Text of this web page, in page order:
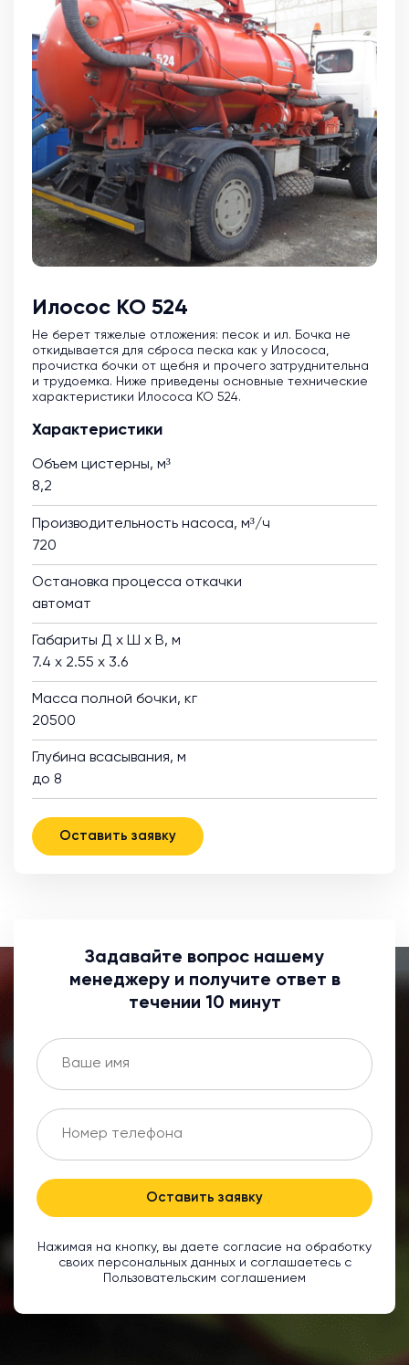
Илосос КО 524
Не берет тяжелые отложения: песок и ил. Бочка не
откидывается для сброса песка как у Илососа,
прочистка бочки от щебня и прочего затруднительна
и трудоемка. Ниже приведены основные технические
характеристики Илососа КО 524.
Характеристики
Объем цистерны, м³
8,2
Производительность насоса, м³/ч
720
Остановка процесса откачки
автомат
Габариты Д х Ш х В, м
7.4 х 2.55 х 3.6
Масса полной бочки, кг
20500
Глубина всасывания, м
до 8
Оставить заявку
Задавайте вопрос нашему
менеджеру и получите ответ в
течении 10 минут
Оставить заявку
Нажимая на кнопку, вы даете согласие на обработку
своих персональных данных и соглашаетесь с
Пользовательским соглашением